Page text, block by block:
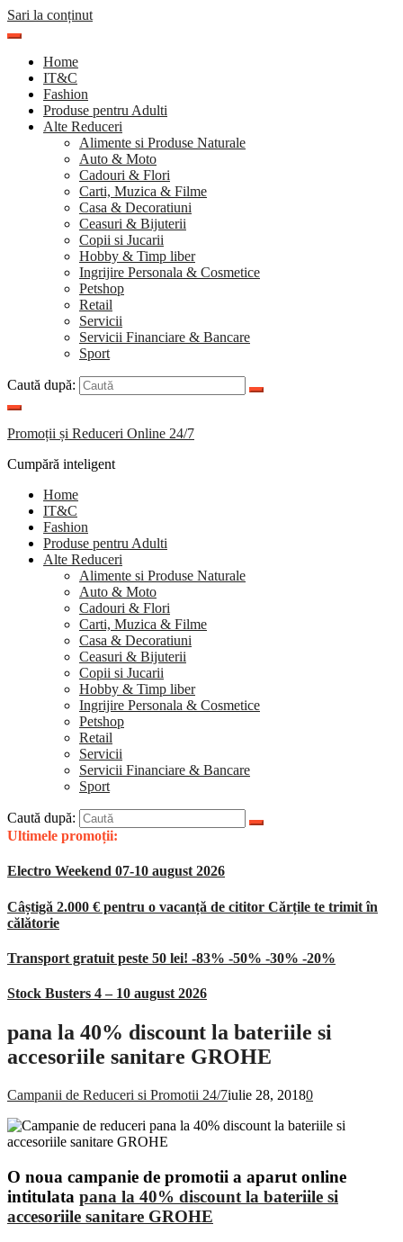
Sari la conținut
Home
IT&C
Fashion
Produse pentru Adulti
Alte Reduceri
Alimente si Produse Naturale
Auto & Moto
Cadouri & Flori
Carti, Muzica & Filme
Casa & Decoratiuni
Ceasuri & Bijuterii
Copii si Jucarii
Hobby & Timp liber
Ingrijire Personala & Cosmetice
Petshop
Retail
Servicii
Servicii Financiare & Bancare
Sport
Caută după:
Promoții și Reduceri Online 24/7
Cumpără inteligent
Home
IT&C
Fashion
Produse pentru Adulti
Alte Reduceri
Alimente si Produse Naturale
Auto & Moto
Cadouri & Flori
Carti, Muzica & Filme
Casa & Decoratiuni
Ceasuri & Bijuterii
Copii si Jucarii
Hobby & Timp liber
Ingrijire Personala & Cosmetice
Petshop
Retail
Servicii
Servicii Financiare & Bancare
Sport
Caută după:
Ultimele promoții:
Electro Weekend 07-10 august 2026
Câștigă 2.000 € pentru o vacanță de cititor Cărțile te trimit în
călătorie
Transport gratuit peste 50 lei! -83% -50% -30% -20%
Stock Busters 4 – 10 august 2026
pana la 40% discount la bateriile si
accesoriile sanitare GROHE
Campanii de Reduceri si Promotii 24/7iulie 28, 20180
O noua campanie de promotii a aparut online
intitulata pana la 40% discount la bateriile si
accesoriile sanitare GROHE